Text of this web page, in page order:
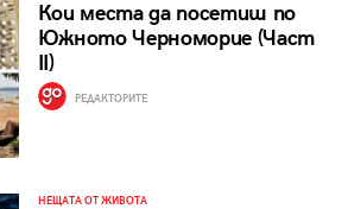
Кои места да посетиш по
Южното Черноморие (Част
II)
РЕДАКТОРИТЕ
НЕЩАТА ОТ ЖИВОТА